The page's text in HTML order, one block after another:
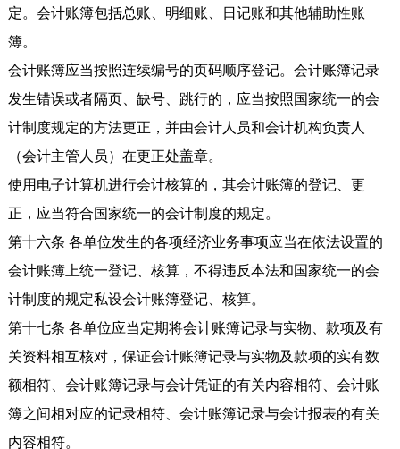
定。会计账簿包括总账、明细账、日记账和其他辅助性账
簿。
会计账簿应当按照连续编号的页码顺序登记。会计账簿记录
发生错误或者隔页、缺号、跳行的，应当按照国家统一的会
计制度规定的方法更正，并由会计人员和会计机构负责人
（会计主管人员）在更正处盖章。
使用电子计算机进行会计核算的，其会计账簿的登记、更
正，应当符合国家统一的会计制度的规定。
第十六条 各单位发生的各项经济业务事项应当在依法设置的
会计账簿上统一登记、核算，不得违反本法和国家统一的会
计制度的规定私设会计账簿登记、核算。
第十七条 各单位应当定期将会计账簿记录与实物、款项及有
关资料相互核对，保证会计账簿记录与实物及款项的实有数
额相符、会计账簿记录与会计凭证的有关内容相符、会计账
簿之间相对应的记录相符、会计账簿记录与会计报表的有关
内容相符。